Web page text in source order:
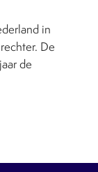
in
De
de